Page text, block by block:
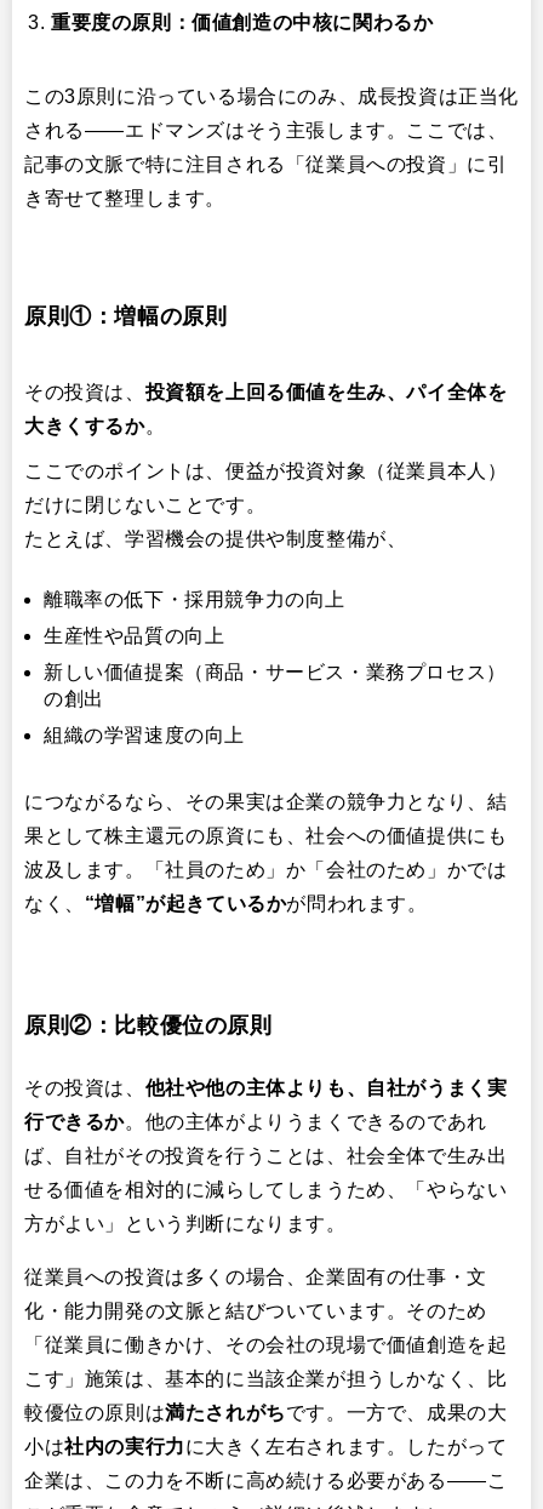
重要度の原則：価値創造の中核に関わるか
この3原則に沿っている場合にのみ、成長投資は正当化
される——エドマンズはそう主張します。ここでは、
記事の文脈で特に注目される「従業員への投資」に引
き寄せて整理します。
原則①：増幅の原則
その投資は、​投資額を上回る価値を生み、パイ全体を
大きくするか​。
ここでのポイントは、便益が投資対象（従業員本人）
だけに閉じないことです。
たとえば、学習機会の提供や制度整備が、
離職率の低下・採用競争力の向上
生産性や品質の向上
新しい価値提案（商品・サービス・業務プロセス）
の創出
組織の学習速度の向上
につながるなら、その果実は企業の競争力となり、結
果として株主還元の原資にも、社会への価値提供にも
波及します。「社員のため」か「会社のため」かでは
なく、 “増幅”が起きているかが問われます。
原則②：比較優位の原則
その投資は、​ 他社や他の主体よりも、自社がうまく実
行できるか​。他の主体がよりうまくできるのであれ
ば、自社がその投資を行うことは、社会全体で生み出
せる価値を相対的に減らしてしまうため、「やらない
方がよい」という判断になります。
従業員への投資は多くの場合、企業固有の仕事・文
化・能力開発の文脈と結びついています。そのため
「従業員に働きかけ、その会社の現場で価値創造を起
こす」施策は、基本的に当該企業が担うしかなく、比
較優位の原則は満たされがちです。一方で、成果の大
小は社内の実行力に大きく左右されます。したがって
企業は、この力を不断に高め続ける必要がある——こ